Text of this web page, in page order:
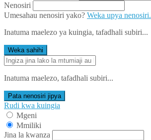
Nenosiri
Umesahau nenosiri yako? Weka upya nenosiri.
Inatuma maelezo ya kuingia, tafadhali subiri...
Weka sahihi
Inatuma maelezo, tafadhali subiri...
Pata nenosiri jipya
Rudi kwa kuingia
Mgeni
Mmiliki
Jina la kwanza